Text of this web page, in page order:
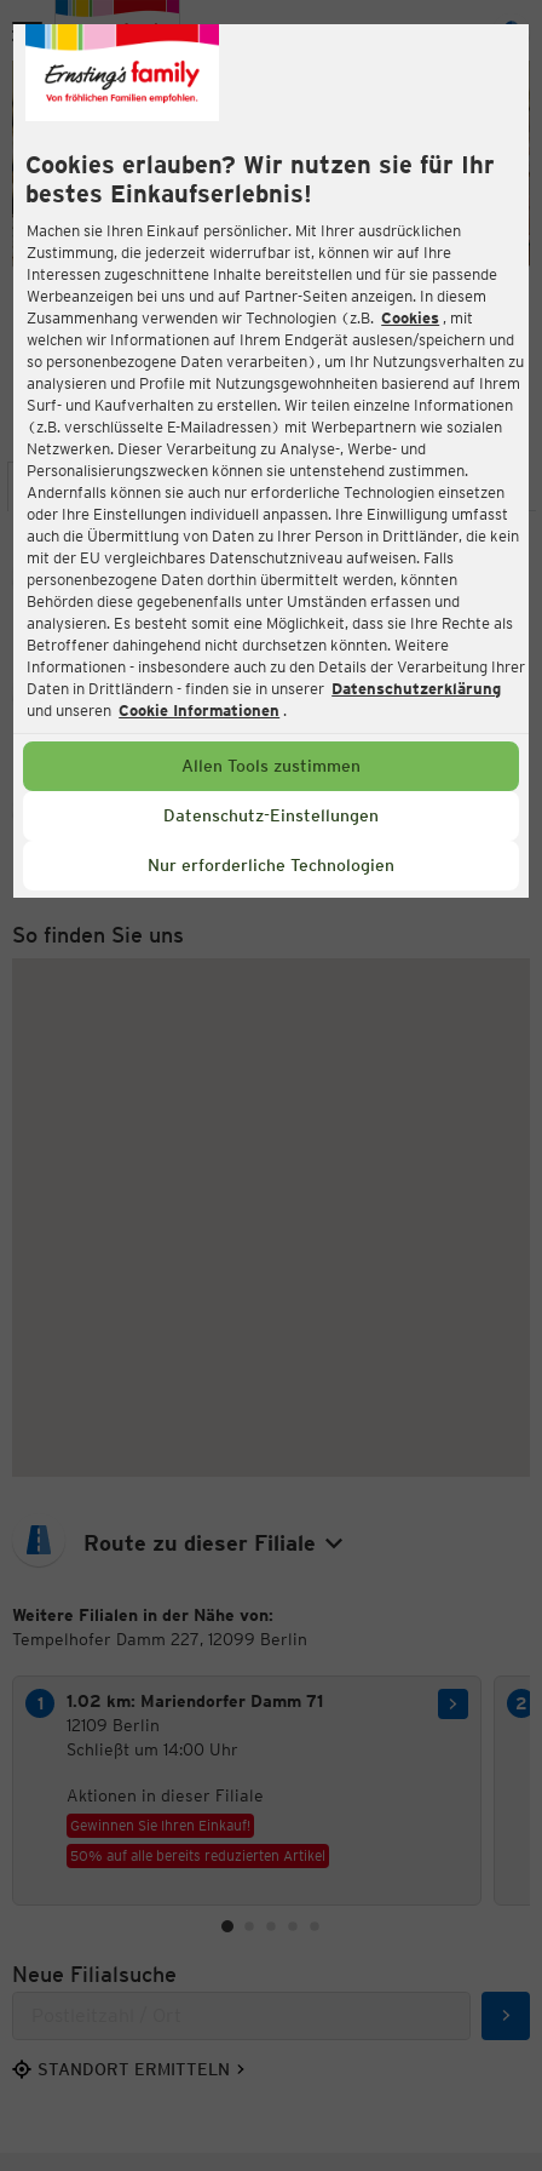
Cookies erlauben? Wir nutzen sie für Ihr
bestes Einkaufserlebnis!
Machen sie Ihren Einkauf persönlicher. Mit Ihrer ausdrücklichen
Zustimmung, die jederzeit widerrufbar ist, können wir auf Ihre
Interessen zugeschnittene Inhalte bereitstellen und für sie passende
Werbeanzeigen bei uns und auf Partner-Seiten anzeigen. In diesem
Zusammenhang verwenden wir Technologien (z.B. Cookies , mit
welchen wir Informationen auf Ihrem Endgerät auslesen/speichern und
so personenbezogene Daten verarbeiten), um Ihr Nutzungsverhalten zu
analysieren und Profile mit Nutzungsgewohnheiten basierend auf Ihrem
Surf- und Kaufverhalten zu erstellen. Wir teilen einzelne Informationen
(z.B. verschlüsselte E-Mailadressen) mit Werbepartnern wie sozialen
Netzwerken. Dieser Verarbeitung zu Analyse-, Werbe- und
Personalisierungszwecken können sie untenstehend zustimmen.
Andernfalls können sie auch nur erforderliche Technologien einsetzen
oder Ihre Einstellungen individuell anpassen. Ihre Einwilligung umfasst
auch die Übermittlung von Daten zu Ihrer Person in Drittländer, die kein
mit der EU vergleichbares Datenschutzniveau aufweisen. Falls
personenbezogene Daten dorthin übermittelt werden, könnten
Behörden diese gegebenenfalls unter Umständen erfassen und
analysieren. Es besteht somit eine Möglichkeit, dass sie Ihre Rechte als
Betroffener dahingehend nicht durchsetzen könnten. Weitere
Informationen - insbesondere auch zu den Details der Verarbeitung Ihrer
Daten in Drittländern - finden sie in unserer Datenschutzerklärung
und unseren Cookie Informationen .
Allen Tools zustimmen
Datenschutz-Einstellungen
Nur erforderliche Technologien
Menü
ERNSTING'S FAMILY FILIALE
Tempelhofer Damm 227
12099 Berlin
4,0
Bewertung:
STANDORT SERVICES SORTIMENT AKTIONEN
Ernsting's family
Tempelhofer Damm 227, 12099 Berlin
Aktuell:
Geöffnet
Service Hotline
Montag bis Freitag 8-18 Uhr
So finden Sie uns
Route zu dieser Filiale
Weitere Filialen in der Nähe von:
Tempelhofer Damm 227, 12099 Berlin
1.02 km: Mariendorfer Damm 71
12109 Berlin
Schließt um 14:00 Uhr
Aktionen in dieser Filiale
Gewinnen Sie Ihren Einkauf!
50% auf alle bereits reduzierten Artikel
Neue Filialsuche
STANDORT ERMITTELN